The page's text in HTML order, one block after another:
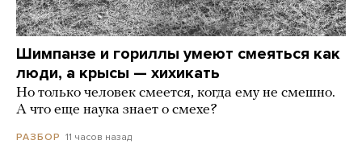
Шимпанзе и гориллы умеют смеяться как
люди, а крысы — хихикать
Но только человек смеется, когда ему не смешно.
А что еще наука знает о смехе?
РАЗБОР 11 часов назад